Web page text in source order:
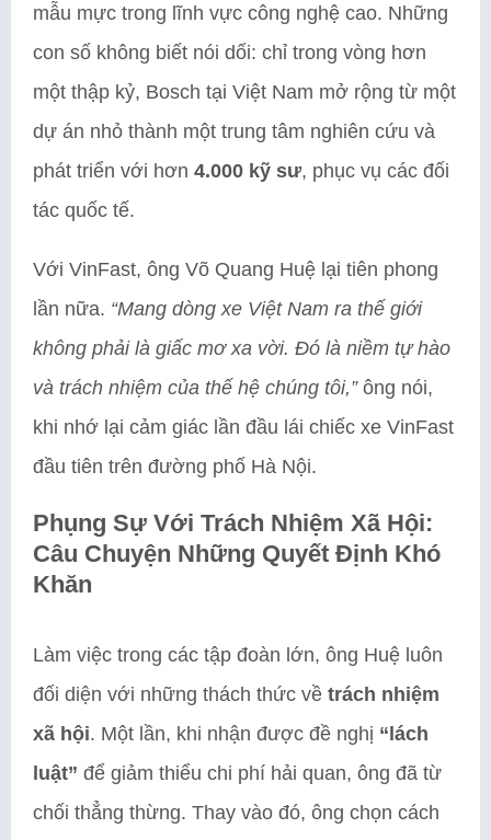
mẫu mực trong lĩnh vực công nghệ cao. Những
con số không biết nói dối: chỉ trong vòng hơn
một thập kỷ, Bosch tại Việt Nam mở rộng từ một
dự án nhỏ thành một trung tâm nghiên cứu và
phát triển với hơn 4.000 kỹ sư, phục vụ các đối
tác quốc tế.
Với VinFast, ông Võ Quang Huệ lại tiên phong
lần nữa. “Mang dòng xe Việt Nam ra thế giới
không phải là giấc mơ xa vời. Đó là niềm tự hào
và trách nhiệm của thế hệ chúng tôi,”ông nói,
khi nhớ lại cảm giác lần đầu lái chiếc xe VinFast
đầu tiên trên đường phố Hà Nội.
Phụng Sự Với Trách Nhiệm Xã Hội:
Câu Chuyện Những Quyết Định Khó
Khăn
Làm việc trong các tập đoàn lớn, ông Huệ luôn
đối diện với những thách thức về trách nhiệm
xã hội. Một lần, khi nhận được đề nghị “lách
luật” để giảm thiểu chi phí hải quan, ông đã từ
chối thẳng thừng. Thay vào đó, ông chọn cách